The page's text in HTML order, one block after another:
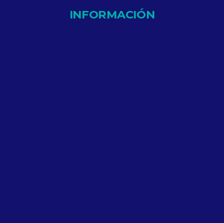
INFORMACIÓN